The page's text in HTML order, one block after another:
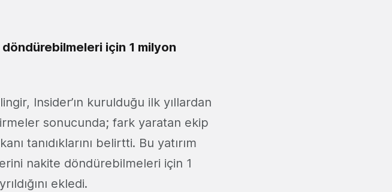
için 1 milyon
Insider’ın kurulduğu ilk yıllardan
sonucunda; fark yaratan ekip
tanıdıklarını belirtti. Bu yatırım
nakite döndürebilmeleri için 1
ekledi.